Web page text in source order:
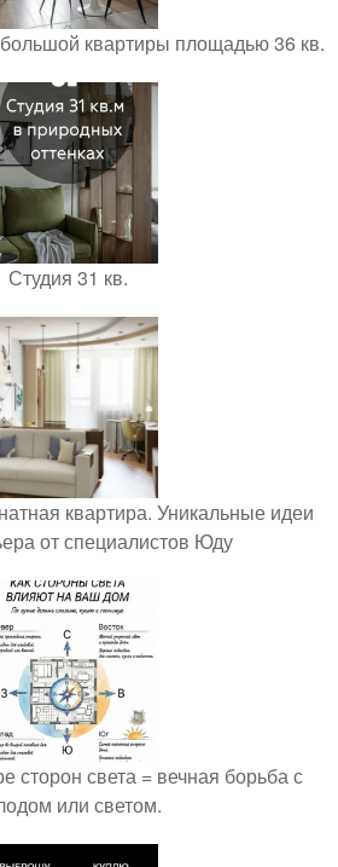
квартиры площадью 36 кв.
Студия 31 кв.
квартира. Уникальные идеи
от специалистов Юду
сторон света = вечная борьба с
или светом.